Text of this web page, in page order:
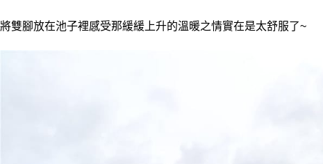
將雙腳放在池子裡感受那緩緩上升的溫暖之情實在是太舒服了~